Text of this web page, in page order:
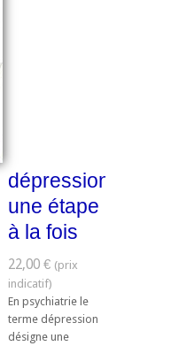
dépression
une étape
à la fois
22,00 €
En psychiatrie le
terme dépression
désigne une